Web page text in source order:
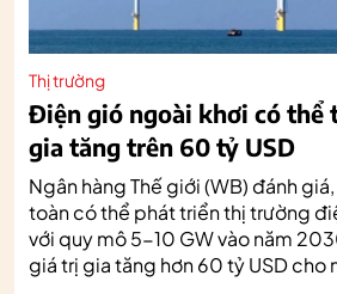
Thị trường
Điện gió ngoài khơi có thể
gia tăng trên 60 tỷ USD
Ngân hàng Thế giới (WB) đánh
toàn có thể phát triển thị trường
với quy mô 5-10 GW vào năm
giá trị gia tăng hơn 60 tỷ USD cho